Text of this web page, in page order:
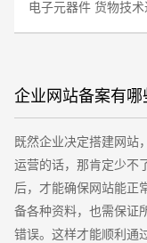
司
电子元器件 货物技术
企业网站备案有哪
既然企业决定搭建网站
运营的话，那肯定少不
后，才能确保网站能正
备各种资料，也需保证
错误。这样才能顺利通
您的